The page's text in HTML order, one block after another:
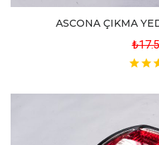
ASCONA ÇIKMA
₺17.5